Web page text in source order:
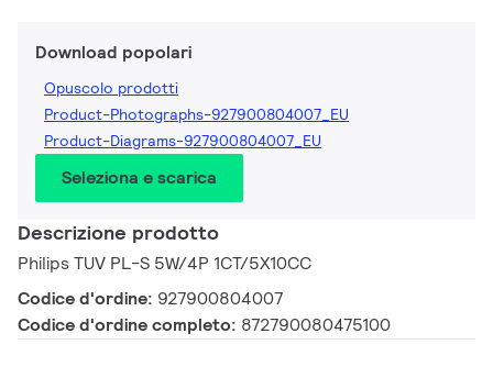
Download popolari
Opuscolo prodotti
Product-Photographs-927900804007_EU
Product-Diagrams-927900804007_EU
Seleziona e scarica
Descrizione prodotto
Philips TUV PL-S 5W/4P 1CT/5X10CC
Codice d'ordine: 927900804007
Codice d'ordine completo: 872790080475100